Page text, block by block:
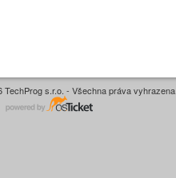
TechProg s.r.o. - Všechna práva vyhrazena.